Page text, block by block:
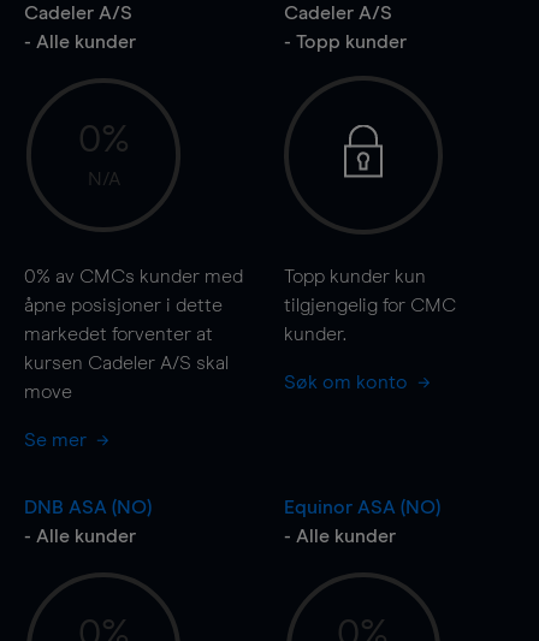
Cadeler A/S
- Alle kunder
0%
N/A
0% av CMCs kunder med
åpne posisjoner i dette
markedet forventer at
kursen Cadeler A/S skal
move
Se mer
Cadeler A/S
- Topp kunder
Topp kunder kun
tilgjengelig for CMC
kunder.
Søk om konto
DNB ASA (NO)
- Alle kunder
Equinor ASA (NO)
- Alle kunder